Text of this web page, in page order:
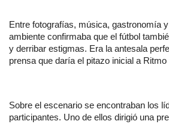
Entre fotografías, música, gastronomía
ambiente confirmaba que el fútbol
y derribar estigmas. Era la antesala
prensa que daría el pitazo inicial a Ritmo
Sobre el escenario se encontraban los
participantes. Uno de ellos dirigió una